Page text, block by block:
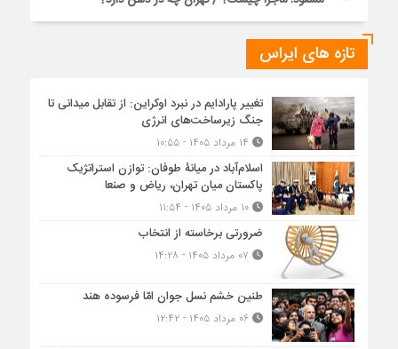
تازه های ایراس
تغییر پارادایم در نبرد اوکراین: از تقابل میدانی تا
جنگ زیرساخت‌های انرژی
اسلام‌آباد در میانۀ طوفان: توازن استراتژیک
پاکستان میان تهران، ریاض و صنعا
۱۰ مرداد ۱۴۰۵ - ۱۱:۵۴
ضرورتی برخاسته از انتخاب
طنین خشم نسل جوان امّا فرسوده هند
۰۶ مرداد ۱۴۰۵ - ۱۲:۴۲